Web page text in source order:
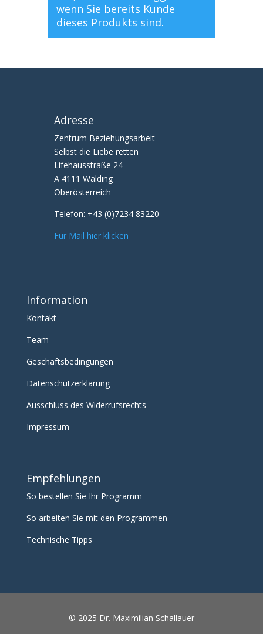
wenn Sie bereits Kunde
dieses Produkts sind.
Adresse
Zentrum Beziehungsarbeit
Selbst die Liebe retten
Lifehausstraße 24
A 4111 Walding
Oberösterreich
Telefon: +43 (0)7234 83220
Für Mail hier klicken
Information
Kontakt
Team
Geschäftsbedingungen
Datenschutzerklärung
Ausschluss des Widerrufsrechts
Impressum
Empfehlungen
So bestellen Sie Ihr Programm
So arbeiten Sie mit den Programmen
Technische Tipps
© 2025 Dr. Maximilian Schallauer